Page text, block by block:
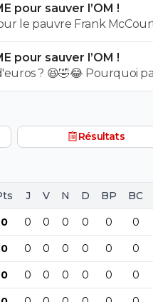
de sa carrière ...
pour sauver l’OM !
le pauvre Frank
pour sauver l’OM !
Pourquoi pas un
Résultats
J V N D BP BC
0 0 0 0 0 0 0
0 0 0 0 0 0 0
0 0 0 0 0 0 0